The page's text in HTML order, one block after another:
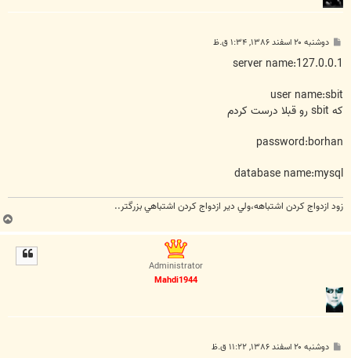
پ
ت
دوشنبه ۲۰ اسفند ۱۳۸۶, ۱:۳۴ ق.ظ
server name:127.0.0.1
user name:sbit
که sbit رو قبلا درست کردم
password:borhan
database name:mysql
زود ازدواج کردن اشتباهه،ولي دير ازدواج کردن اشتباهي بزرگتر..
ب
ا
Administrator
Mahdi1944
پ دوشنبه ۲۰ اسفند ۱۳۸۶, ۱۱:۲۲ ق.ظ